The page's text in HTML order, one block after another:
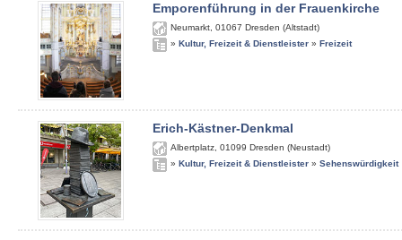
Emporenführung in der Frauenkirche
Neumarkt 01067 Dresden (Altstadt)
» Kultur, Freizeit & Dienstleister » Freizeit
Erich-Kästner-Denkmal
Albertplatz 01099 Dresden (Neustadt)
» Kultur, Freizeit & Dienstleister » Sehenswürdigkeit